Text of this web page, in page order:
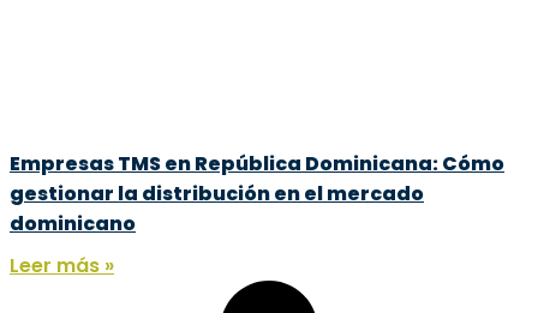
Empresas TMS en República Dominicana: Cómo
gestionar la distribución en el mercado
dominicano
Leer más »